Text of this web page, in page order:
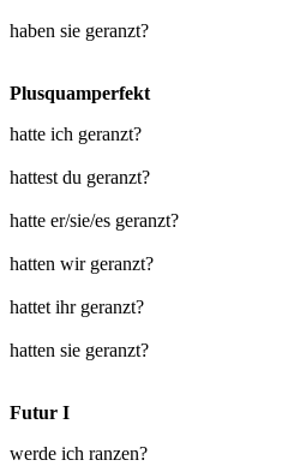
haben sie geranzt?
Plusquamperfekt
hatte ich geranzt?
hattest du geranzt?
hatte er/sie/es geranzt?
hatten wir geranzt?
hattet ihr geranzt?
hatten sie geranzt?
Futur I
werde ich ranzen?